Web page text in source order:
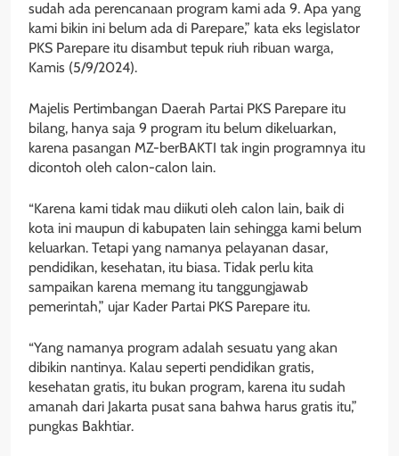
sudah ada perencanaan program kami ada 9. Apa yang
kami bikin ini belum ada di Parepare,” kata eks legislator
PKS Parepare itu disambut tepuk riuh ribuan warga,
Kamis (5/9/2024).
Majelis Pertimbangan Daerah Partai PKS Parepare itu
bilang, hanya saja 9 program itu belum dikeluarkan,
karena pasangan MZ-berBAKTI tak ingin programnya itu
dicontoh oleh calon-calon lain.
“Karena kami tidak mau diikuti oleh calon lain, baik di
kota ini maupun di kabupaten lain sehingga kami belum
keluarkan. Tetapi yang namanya pelayanan dasar,
pendidikan, kesehatan, itu biasa. Tidak perlu kita
sampaikan karena memang itu tanggungjawab
pemerintah,” ujar Kader Partai PKS Parepare itu.
“Yang namanya program adalah sesuatu yang akan
dibikin nantinya. Kalau seperti pendidikan gratis,
kesehatan gratis, itu bukan program, karena itu sudah
amanah dari Jakarta pusat sana bahwa harus gratis itu,”
pungkas Bakhtiar.